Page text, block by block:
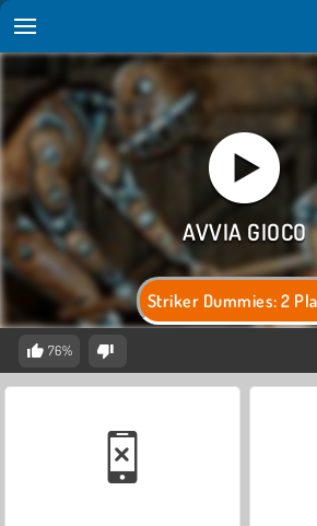
Striker Dummies: 2
76%